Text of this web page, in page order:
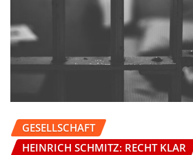
GESELLSCHAFT
HEINRICH SCHMITZ: RECHT KLAR